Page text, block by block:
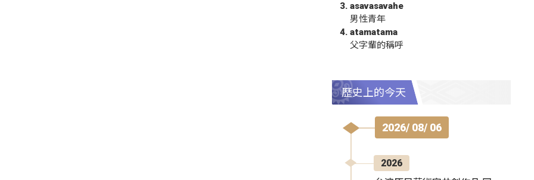
asavasavahe
男性青年
atamatama
父字輩的稱呼
歷史上的今天
2026/ 08/ 06
2026